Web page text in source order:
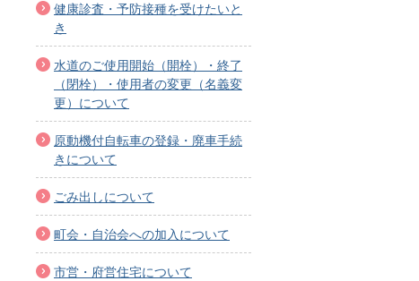
健康診査・予防接種を受けたいと
き
水道のご使用開始（開栓）・終了
（閉栓）・使用者の変更（名義変
更）について
原動機付自転車の登録・廃車手続
きについて
ごみ出しについて
町会・自治会への加入について
市営・府営住宅について